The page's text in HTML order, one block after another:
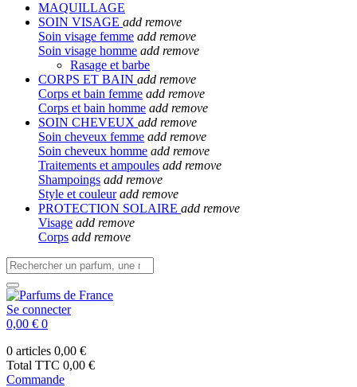
MAQUILLAGE
SOIN VISAGE add remove
Soin visage femme add remove
Soin visage homme add remove
Rasage et barbe
CORPS ET BAIN add remove
Corps et bain femme add remove
Corps et bain homme add remove
SOIN CHEVEUX add remove
Soin cheveux femme add remove
Soin cheveux homme add remove
Traitements et ampoules add remove
Shampoings add remove
Style et couleur add remove
PROTECTION SOLAIRE add remove
Visage add remove
Corps add remove
Se connecter
0,00 € 0
0 articles 0,00 €
Total TTC 0,00 €
Commande